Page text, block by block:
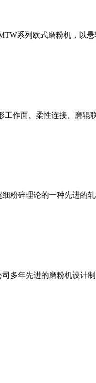
系列欧式磨粉机，以
作面、柔性连接、磨辊
粉碎理论的一种先进的
多年先进的磨粉机设计